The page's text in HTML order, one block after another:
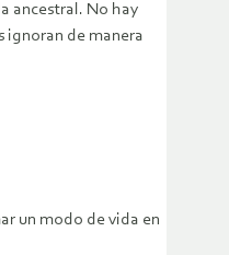
ancestral. No hay
ignoran de manera
un modo de vida en